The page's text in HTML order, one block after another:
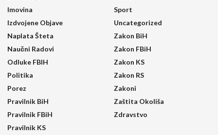
Imovina
Izdvojene Objave
Naplata Šteta
Naučni Radovi
Odluke FBIH
Politika
Porez
Pravilnik BiH
Pravilnik FBiH
Pravilnik KS
Sport
Uncategorized
Zakon BiH
Zakon FBiH
Zakon KS
Zakon RS
Zakoni
Zaštita Okoliša
Zdravstvo